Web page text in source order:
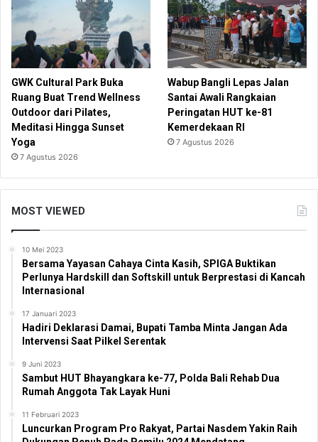
GWK Cultural Park Buka
Ruang Buat Trend Wellness
Outdoor dari Pilates,
Meditasi Hingga Sunset
Yoga
7 Agustus 2026
Wabup Bangli Lepas Jalan
Santai Awali Rangkaian
Peringatan HUT ke-81
Kemerdekaan RI
7 Agustus 2026
MOST VIEWED
10 Mei 2023
Bersama Yayasan Cahaya Cinta Kasih, SPIGA Buktikan
Perlunya Hardskill dan Softskill untuk Berprestasi di Kancah
Internasional
17 Januari 2023
Hadiri Deklarasi Damai, Bupati Tamba Minta Jangan Ada
Intervensi Saat Pilkel Serentak
9 Juni 2023
Sambut HUT Bhayangkara ke-77, Polda Bali Rehab Dua
Rumah Anggota Tak Layak Huni
11 Februari 2023
Luncurkan Program Pro Rakyat, Partai Nasdem Yakin Raih